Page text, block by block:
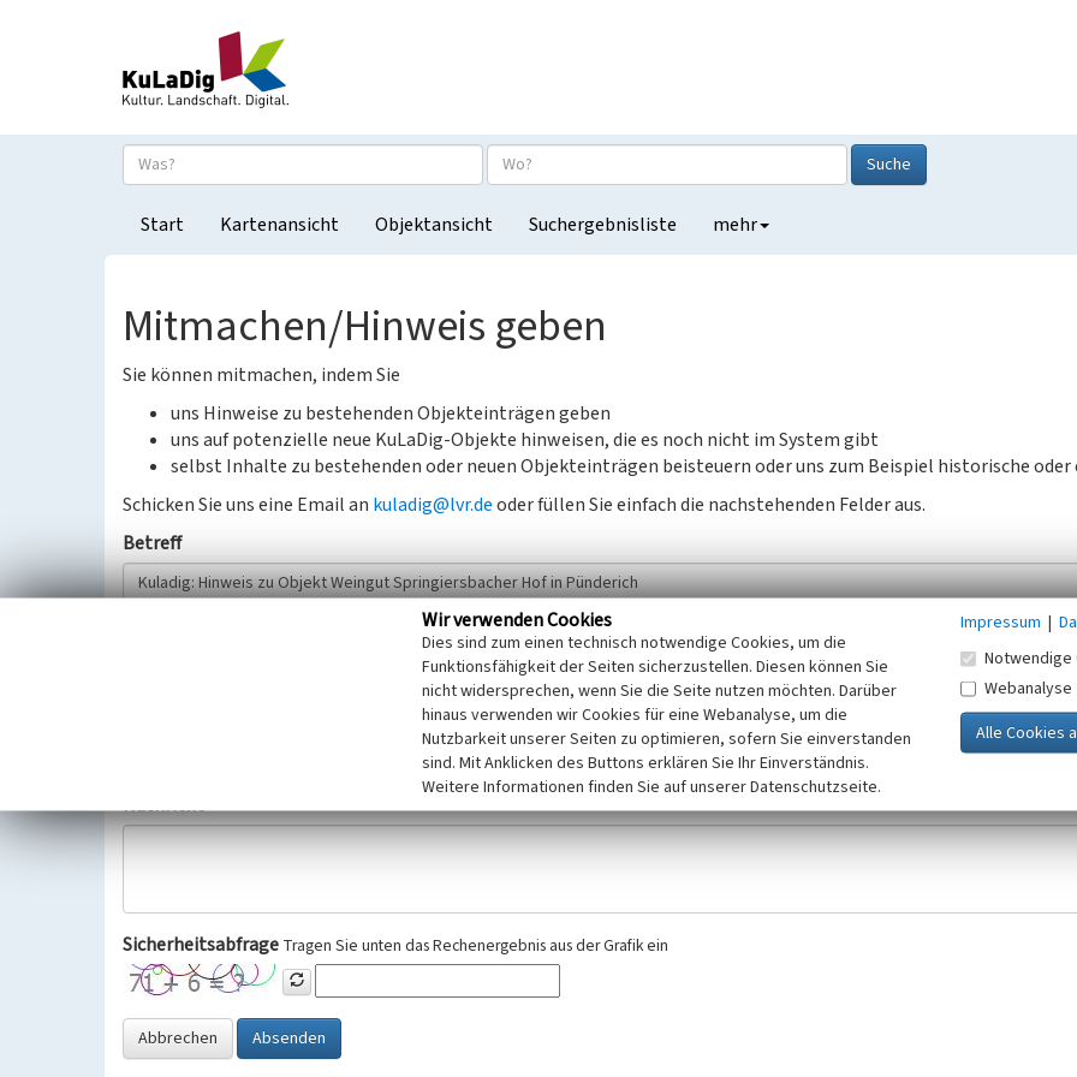
Suche
Start Kartenansicht Objektansicht Suchergebnisliste mehr
Mitmachen/Hinweis geben
Sie können mitmachen, indem Sie
uns Hinweise zu bestehenden Objekteinträgen geben
uns auf potenzielle neue KuLaDig-Objekte hinweisen, die es noch nicht im System gibt
selbst Inhalte zu bestehenden oder neuen Objekteinträgen beisteuern oder uns zum Beispiel historische oder
Schicken Sie uns eine Email an kuladig@lvr.deoder füllen Sie einfach die nachstehenden Felder aus.
Betreff
Wir bitten Sie um freiwillige Angabe Ihres Namens und Ihrer E-Mail-Adresse. Ihre Angaben werden ausschließlich im Rahmen der KuLaDig-
Selbstverständlich werden diese entsprechend der Vorschriften des Telemediengesetzes, des Datenschutzgesetzes NRW und der seit
Datenschutzgrundverordnung (EU-DSGVO) vertraulich behandelt, beachten Sie bitte unsere Hinweise zumDatenschutz
Nachricht
Sicherheitsabfrage Tragen Sie unten das Rechenergebnis aus der Grafik ein
Abbrechen Absenden
Wir verwenden Cookies
Dies sind zum einen technisch notwendige Cookies, um die
Funktionsfähigkeit der Seiten sicherzustellen. Diesen können Sie
nicht widersprechen, wenn Sie die Seite nutzen möchten. Darüber
hinaus verwenden wir Cookies für eine Webanalyse, um die
Nutzbarkeit unserer Seiten zu optimieren, sofern Sie einverstanden
sind. Mit Anklicken des Buttons erklären Sie Ihr Einverständnis.
Weitere Informationen finden Sie auf unserer Datenschutzseite.
Impressum |
Notwendige
Webanalyse